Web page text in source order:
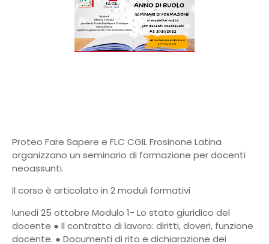
Proteo Fare Sapere e FLC CGIL Frosinone Latina
organizzano un seminario di formazione per docenti
neoassunti.
Il corso è articolato in 2 moduli formativi
lunedi 25 ottobre Modulo 1- Lo stato giuridico del
docente ● Il contratto di lavoro: diritti, doveri, funzione
docente. ● Documenti di rito e dichiarazione dei